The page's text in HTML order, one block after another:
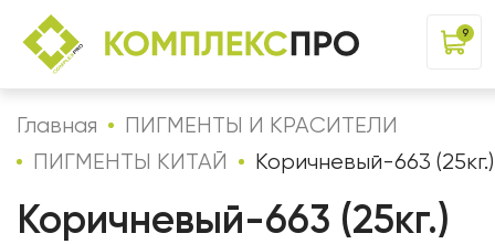
9
Главная
ПИГМЕНТЫ И КРАСИТЕЛИ
ПИГМЕНТЫ КИТАЙ
Коричневый-663 (25кг.)
Коричневый-663 (25кг.)